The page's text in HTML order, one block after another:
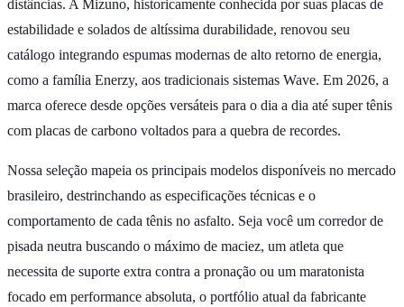
distâncias. A Mizuno, historicamente conhecida por suas placas de
estabilidade e solados de altíssima durabilidade, renovou seu
catálogo integrando espumas modernas de alto retorno de energia,
como a família Enerzy, aos tradicionais sistemas Wave. Em 2026, a
marca oferece desde opções versáteis para o dia a dia até super tênis
com placas de carbono voltados para a quebra de recordes.
Nossa seleção mapeia os principais modelos disponíveis no mercado
brasileiro, destrinchando as especificações técnicas e o
comportamento de cada tênis no asfalto. Seja você um corredor de
pisada neutra buscando o máximo de maciez, um atleta que
necessita de suporte extra contra a pronação ou um maratonista
focado em performance absoluta, o portfólio atual da fabricante